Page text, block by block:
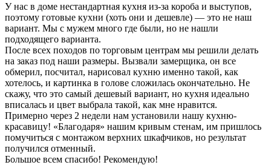
У нас в доме нестандартная кухня из-за короба и выступов,
поэтому готовые кухни (хоть они и дешевле) — это не наш
вариант. Мы с мужем много где были, но не нашли
подходящего варианта.
После всех походов по торговым центрам мы решили делать
на заказ под наши размеры. Вызвали замерщика, он все
обмерил, посчитал, нарисовал кухню именно такой, как
хотелось, и картинка в голове сложилась окончательно. Не
скажу, что это самый дешевый вариант, но кухня идеально
вписалась и цвет выбрала такой, как мне нравится.
Примерно через 2 недели нам установили нашу кухню-
красавицу! «Благодаря» нашим кривым стенам, им пришлось
помучиться с монтажом верхних шкафчиков, но результат
получился отменный.
Большое всем спасибо! Рекомендую!